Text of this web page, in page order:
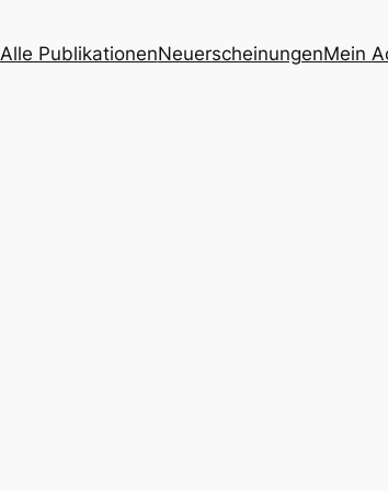
Alle PublikationenNeuerscheinungenMein